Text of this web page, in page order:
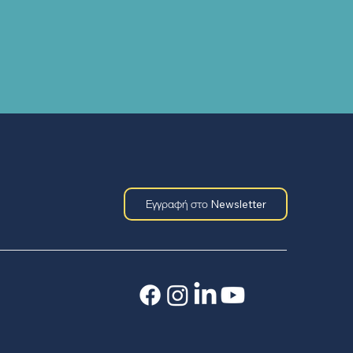
Εγγραφή στο Newsletter